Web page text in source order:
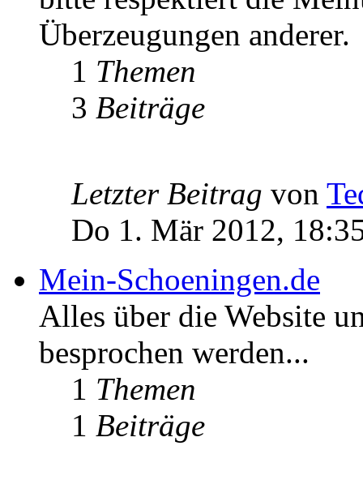
Überzeugungen anderer.
1 Themen
3 Beiträge
Letzter Beitrag von
Do 1. Mär 2012,
Mein-Schoeningen.de
Alles über die Website
besprochen werden...
1 Themen
1 Beiträge